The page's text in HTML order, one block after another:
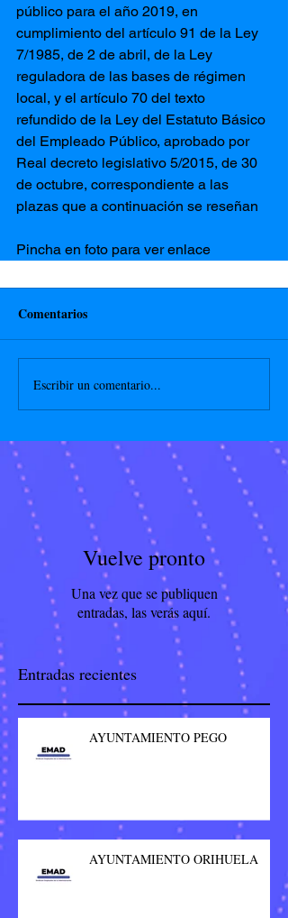
público para el año 2019, en
cumplimiento del artículo 91 de la Ley
7/1985, de 2 de abril, de la Ley
reguladora de las bases de régimen
local, y el artículo 70 del texto
refundido de la Ley del Estatuto Básico
del Empleado Público, aprobado por
Real decreto legislativo 5/2015, de 30
de octubre, correspondiente a las
plazas que a continuación se reseñan
Pincha en foto para ver enlace
Comentarios
Escribir un comentario...
Vuelve pronto
Una vez que se publiquen
entradas, las verás aquí.
Entradas recientes
AYUNTAMIENTO PEGO
AYUNTAMIENTO ORIHUELA